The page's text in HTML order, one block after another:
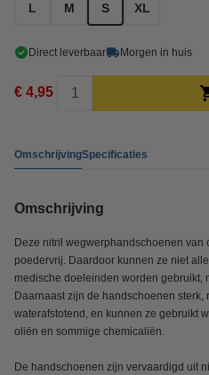
L M S XL
Direct leverbaar Morgen in huis
€ 4,95
OmschrijvingSpecificaties
Omschrijving
Deze nitril wegwerphandschoenen van
poedervrij. Daardoor kunnen ze niet
medische doeleinden worden gebruikt,
Daarnaast zijn de handschoenen sterk,
waterafstotend, en kunnen ze gebruikt
oliën en sommige chemicaliën.
De handschoenen zijn vervaardigd uit